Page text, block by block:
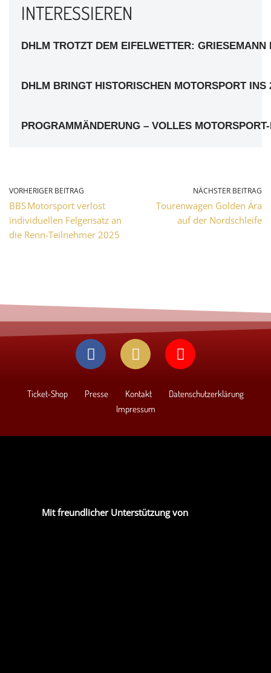
INTERESSIEREN
DHLM TROTZT DEM EIFELWETTER:
DHLM BRINGT HISTORISCHEN MOTORSPORT INS
PROGRAMMÄNDERUNG – VOLLES
VORHERIGER BEITRAG
BBS Motorsport verlost
individuellen Felgensatz an
die Renn-Teilnehmer 2025
NÄCHSTER BEITRAG
Tourenwagen Golden Ära
auf der Nordschleife
Ticket-Shop Presse Kontakt
Datenschutzerklärung
Impressum
Mit freundlicher Unterstützung von